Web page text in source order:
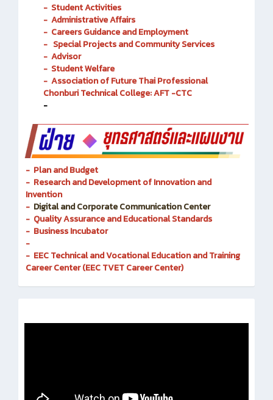
- Student Activities
- Administrative Affairs
- Careers Guidance and Employment
- Special Projects and Community Services
- Advisor
- Student Welfare
- Association of Future Thai Professional
Chonburi Technical College: AFT -CTC
-
- Plan and Budget
- Research and Development of Innovation and
Invention
- Digital and Corporate Communication Center
- Quality Assurance and Educational Standards
- Business Incubator
-
- EEC Technical and Vocational Education and Training
Career Center (EEC TVET Career Center)